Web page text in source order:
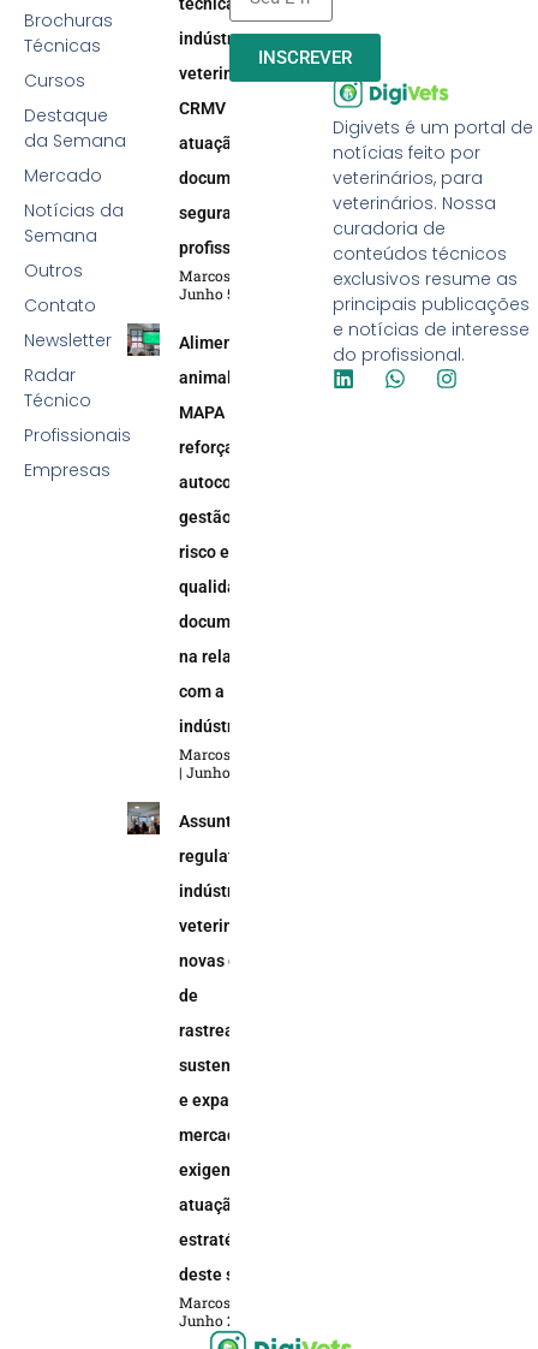
Digivets é um portal de
notícias feito por
veterinários, para
veterinários. Nossa
curadoria de
conteúdos técnicos
exclusivos resume as
principais publicações
e notícias de interesse
do profissional.
Brochuras
Técnicas
Cursos
Destaque
da Semana
Mercado
Notícias da
Semana
Outros
Contato
Newsletter
Radar
Técnico
Profissionais
Empresas
técnica na
indústria
veterinária:
CRMV reforça
atuação efetiva,
documentação e
segurança
profissional
Marcos Soares
Junho 5, 2026
Alimentação
animal:
MAPA
reforça
autocontrole,
gestão de
risco e
qualidade
documental
na relação
com a
indústria
Marcos Soares
Junho 5, 2026
Assuntos
regulatórios na
indústria
veterinária:
novas demandas
de
rastreabilidade,
sustentabilidade
e expansão do
mercado animal
exigem uma
atuação
estratégica
deste setor
Marcos Soares
Junho 2, 2026
INSCREVER